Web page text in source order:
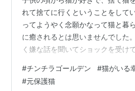
れて捨てに行くということをして
ってようやく念願かなって猫と暮
に癒されるとは思いませんでした
く嫌な話を聞いてショックを受け
としているのを感じ取るのか、猫
そして、遊んでリクエスト。スマ
#チンチラゴールデン #猫がいる
#元保護猫